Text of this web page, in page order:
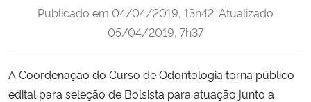
Ministério da Cidadania
Ministério de Minas e Energia
Publicado em 04/04/2019, 13h42. Atualizado
05/04/2019, 7h37
A Coordenação do Curso de Odontologia torna público
edital para seleção de Bolsista para atuação junto a